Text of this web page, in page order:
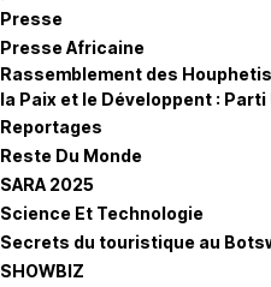
Presse
Presse Africaine
Rassemblement des
la Paix et le Développent : Parti
Reportages
Reste Du Monde
SARA 2025
Science Et Technologie
Secrets du touristique au
SHOWBIZ